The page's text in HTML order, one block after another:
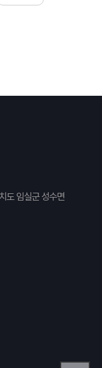
도 임실군 성수면